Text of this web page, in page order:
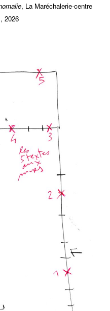
, La Maréchalerie-centre
2026